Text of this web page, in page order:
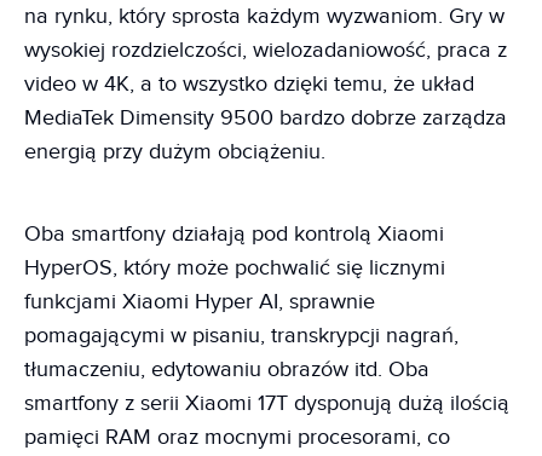
na rynku, który sprosta każdym wyzwaniom. Gry w
wysokiej rozdzielczości, wielozadaniowość, praca z
video w 4K, a to wszystko dzięki temu, że układ
MediaTek Dimensity 9500 bardzo dobrze zarządza
energią przy dużym obciążeniu.
Oba smartfony działają pod kontrolą Xiaomi
HyperOS, który może pochwalić się licznymi
funkcjami Xiaomi Hyper AI, sprawnie
pomagającymi w pisaniu, transkrypcji nagrań,
tłumaczeniu, edytowaniu obrazów itd. Oba
smartfony z serii Xiaomi 17T dysponują dużą ilością
pamięci RAM oraz mocnymi procesorami, co